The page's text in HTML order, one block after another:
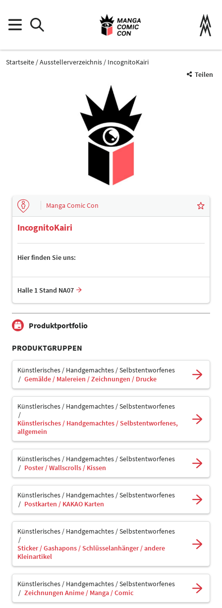
Startseite Ausstellerverzeichnis
IncognitoKairi
Teilen
Manga Comic Con
IncognitoKairi
Hier finden Sie uns:
Halle 1 Stand NA07
Produktportfolio
PRODUKTGRUPPEN
Künstlerisches / Handgemachtes / Selbstentworfenes
Gemälde / Malereien / Zeichnungen / Drucke
Künstlerisches / Handgemachtes / Selbstentworfenes
Künstlerisches / Handgemachtes / Selbstentworfenes,
allgemein
Künstlerisches / Handgemachtes / Selbstentworfenes
Poster / Wallscrolls / Kissen
Künstlerisches / Handgemachtes / Selbstentworfenes
Postkarten / KAKAO Karten
Künstlerisches / Handgemachtes / Selbstentworfenes
Sticker / Gashapons / Schlüsselanhänger / andere
Kleinartikel
Künstlerisches / Handgemachtes / Selbstentworfenes
Zeichnungen Anime / Manga / Comic